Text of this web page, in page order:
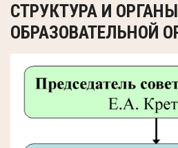
СТРУКТУРА И
ОБРАЗОВАТЕЛЬНОЙ